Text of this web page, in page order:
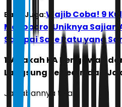
Baca Juga:Wajib Coba! 9
Malioboro, Uniknya Sajian
Sampai Sate Ratu yang
1. Apakah KA Bengawan
Langsung ke Kediri dari
Jawabannya tidak.